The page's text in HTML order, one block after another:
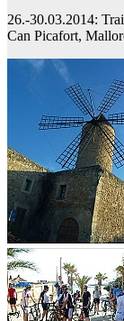
26.-30.03.2014:
Can Picafort,